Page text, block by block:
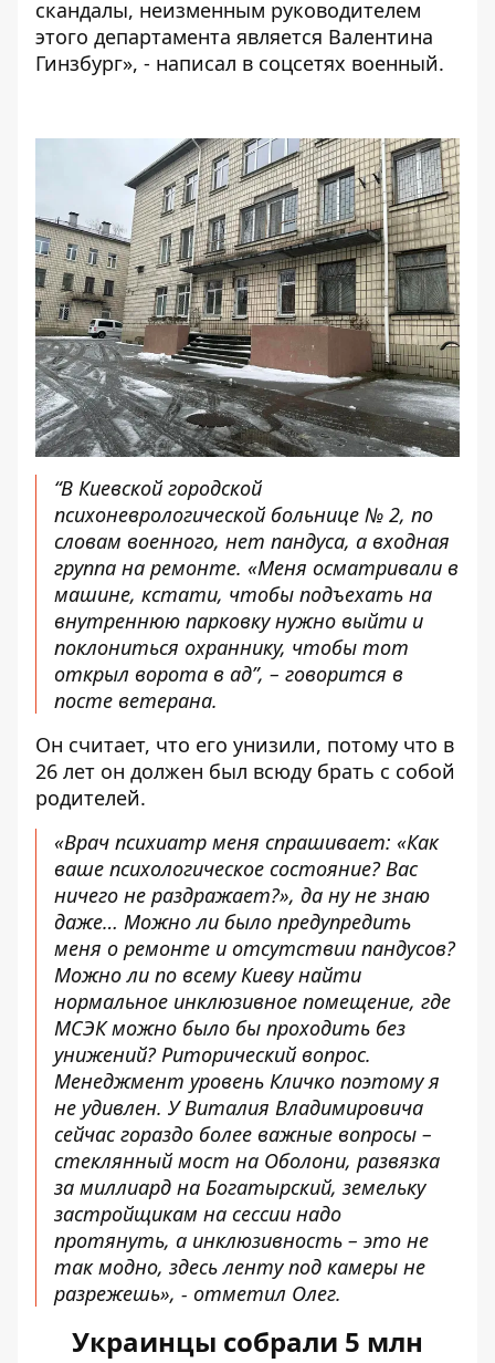
скандалы, неизменным руководителем
этого департамента является Валентина
Гинзбург», - написал в соцсетях военный.
“В Киевской городской
психоневрологической больнице № 2, по
словам военного, нет пандуса, а входная
группа на ремонте. «Меня осматривали в
машине, кстати, чтобы подъехать на
внутреннюю парковку нужно выйти и
поклониться охраннику, чтобы тот
открыл ворота в ад”, – говорится в
посте ветерана.
Он считает, что его унизили, потому что в
26 лет он должен был всюду брать с собой
родителей.
«Врач психиатр меня спрашивает: «Как
ваше психологическое состояние? Вас
ничего не раздражает?», да ну не знаю
даже… Можно ли было предупредить
меня о ремонте и отсутствии пандусов?
Можно ли по всему Киеву найти
нормальное инклюзивное помещение, где
МСЭК можно было бы проходить без
унижений? Риторический вопрос.
Менеджмент уровень Кличко поэтому я
не удивлен. У Виталия Владимировича
сейчас гораздо более важные вопросы –
стеклянный мост на Оболони, развязка
за миллиард на Богатырский, земельку
застройщикам на сессии надо
протянуть, а инклюзивность – это не
так модно, здесь ленту под камеры не
разрежешь», - отметил Олег.
Украинцы собрали 5 млн